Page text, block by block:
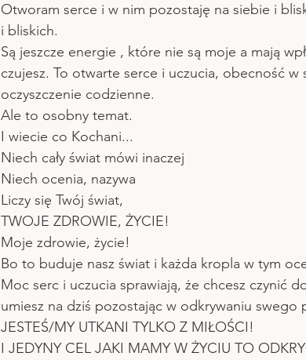
Otworam serce i w nim pozostaję na siebie i
i bliskich.
Są jeszcze energie , które nie są moje a mają
czujesz. To otwarte serce i uczucia, obecność
oczyszczenie codzienne.
Ale to osobny temat.
I wiecie co Kochani...
Niech cały świat mówi inaczej
Niech ocenia, nazywa
Liczy się Twój świat,
TWOJE ZDROWIE, ŻYCIE!
Moje zdrowie, życie!
Bo to buduje nasz świat i każda kropla w tym
Moc serc i uczucia sprawiają, że chcesz czynić
umiesz na dziś pozostając w odkrywaniu swego
JESTEŚ/MY UTKANI TYLKO Z MIŁOŚCI!
I JEDYNY CEL JAKI MAMY W ŻYCIU TO